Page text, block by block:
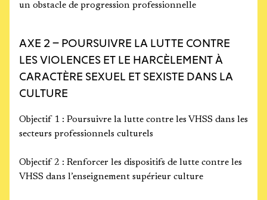
un obstacle de progression professionnelle
AXE 2 – POURSUIVRE LA LUTTE CONTRE
LES VIOLENCES ET LE HARCÈLEMENT À
CARACTÈRE SEXUEL ET SEXISTE DANS LA
CULTURE
Objectif 1 : Poursuivre la lutte contre les VHSS dans les
secteurs professionnels culturels
Objectif 2 : Renforcer les dispositifs de lutte contre les
VHSS dans l’enseignement supérieur culture